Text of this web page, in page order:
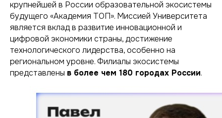
крупнейшей в России образовательной экосистемы
будущего «Академия ТОП». Миссией Университета
является вклад в развитие инновационной и
цифровой экономики страны, достижение
технологического лидерства, особенно на
региональном уровне. Филиалы экосистемы
представлены в более чем 180 городах России.